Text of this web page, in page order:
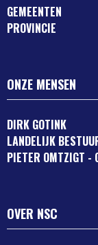
GEMEENTEN
PROVINCIE
ONZE MENSEN
DIRK GOTINK
LANDELIJK
PIETER OMTZIGT -
OVER NSC